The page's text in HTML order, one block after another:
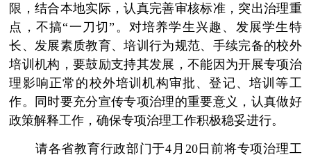
限，结合本地实际，认真完善审核标准，突出治理重
点，不搞“一刀切”。对培养学生兴趣、发展学生特
长、发展素质教育、培训行为规范、手续完备的校外
培训机构，要鼓励支持其发展，不能因为开展专项治
理影响正常的校外培训机构审批、登记、培训等工
作。同时要充分宣传专项治理的重要意义，认真做好
政策解释工作，确保专项治理工作积极稳妥进行。
请各省教育行政部门于4月20日前将专项治理工